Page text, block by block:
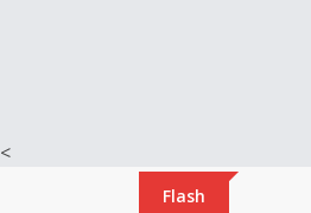
<
Flash